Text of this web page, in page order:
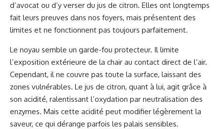
d’avocat ou d’y verser du jus de citron. Elles ont longtemps
fait leurs preuves dans nos foyers, mais présentent des
limites et ne fonctionnent pas toujours parfaitement.
Le noyau semble un garde-fou protecteur. Il limite
l’exposition extérieure de la chair au contact direct de l’air.
Cependant, il ne couvre pas toute la surface, laissant des
zones vulnérables. Le jus de citron, quant à lui, agit grâce à
son acidité, ralentissant l’oxydation par neutralisation des
enzymes. Mais cette acidité peut modifier légèrement la
saveur, ce qui dérange parfois les palais sensibles.